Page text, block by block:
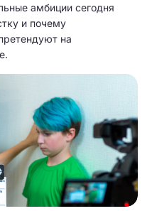
амбиции сегодня
и почему
на